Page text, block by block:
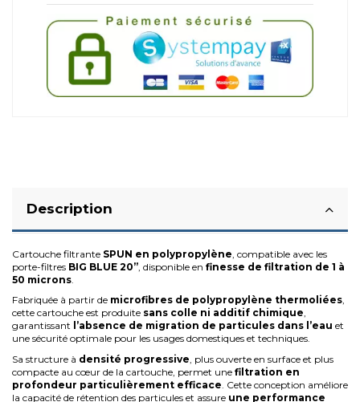
Description
Cartouche filtrante SPUN en polypropylène , compatible avec les
porte-filtres BIG BLUE 20’’ , disponible en finesse de filtration de 1 à
50 microns
Fabriquée à partir de microfibres de polypropylène thermoliées,
cette cartouche est produite sans colle ni additif chimique,
garantissant l’absence de migration de particules dans l’eau et
une sécurité optimale pour les usages domestiques et techniques.
Sa structure à densité progressive, plus ouverte en surface et plus
compacte au cœur de la cartouche, permet une filtration en
profondeur particulièrement efficace. Cette conception améliore
la capacité de rétention des particules et assure une performance